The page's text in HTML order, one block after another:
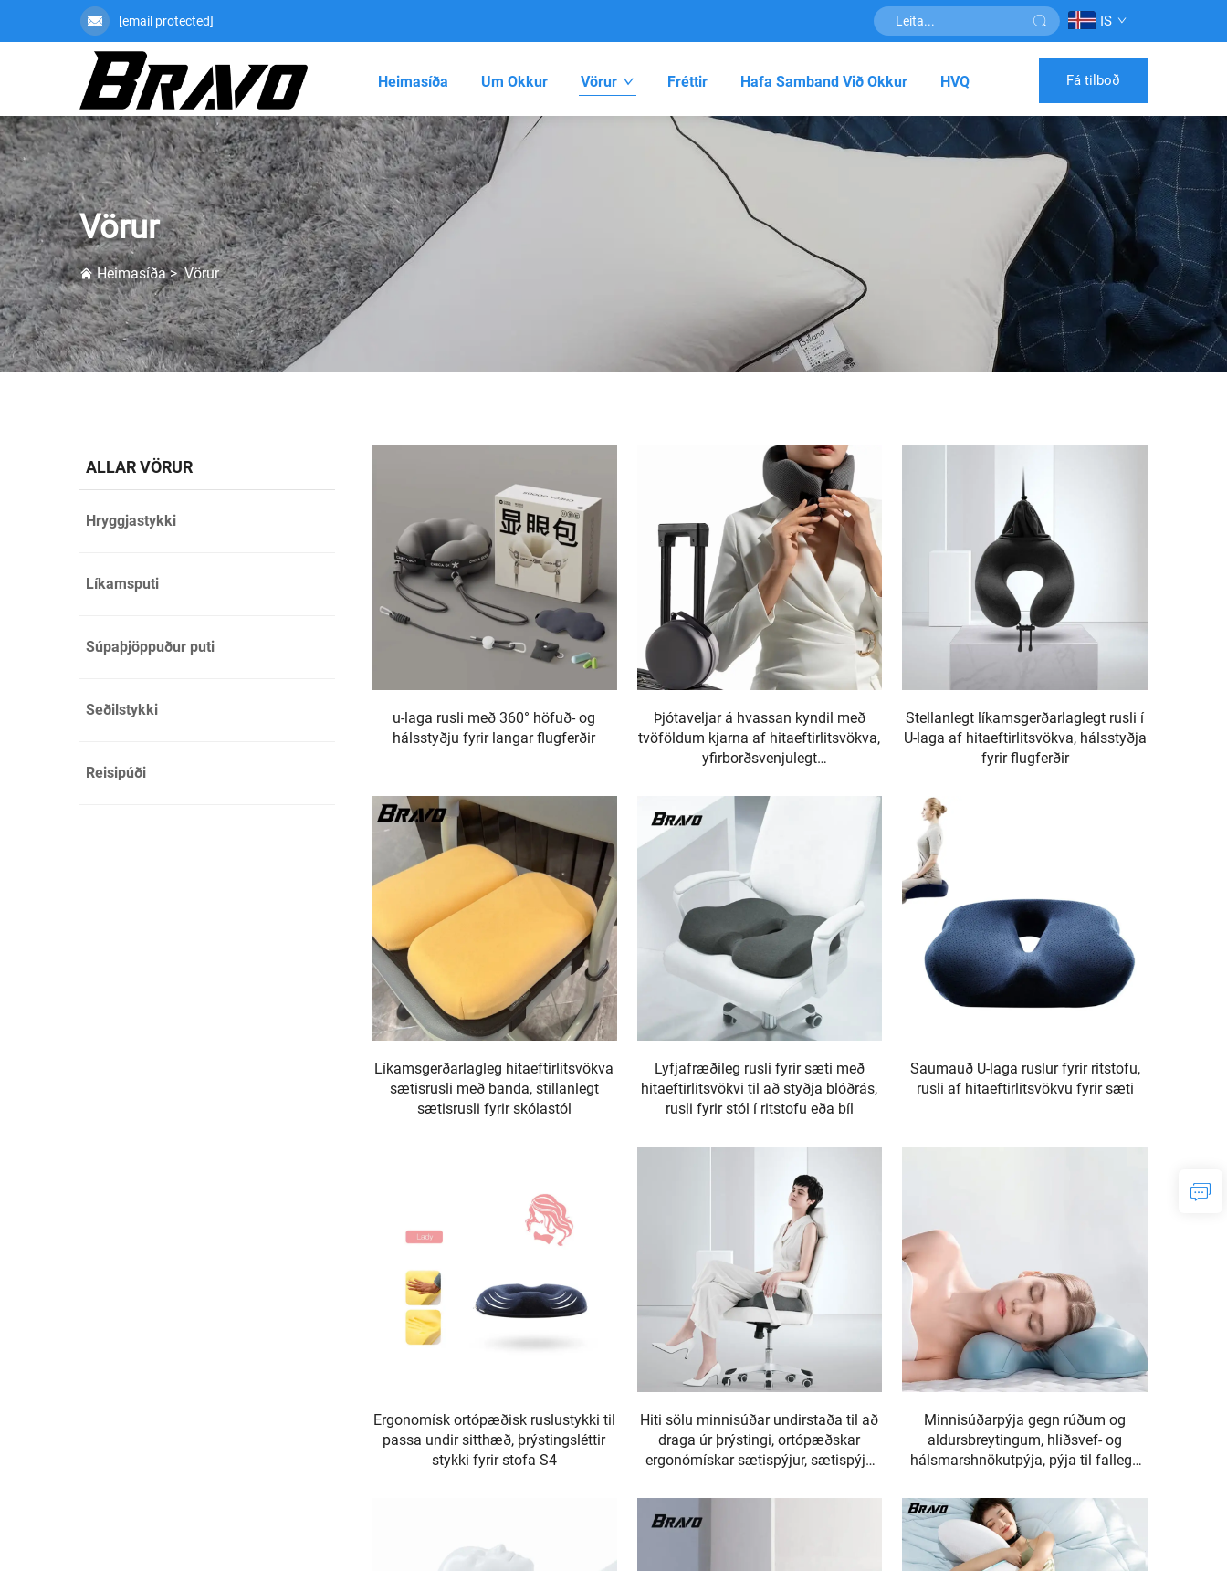
[email protected] IS
Heimasíða Um Okkur Vörur Fréttir Hafa Samband Við Okkur HVQ Fá tilboð
Vörur
Heimasíða>Vörur
ALLAR VÖRUR
Hryggjastykki
Líkamsputi
Súpaþjöppuður puti
Seðilstykki
Reisipúði
u-laga rusli með 360° höfuð- og
hálsstyðju fyrir langar flugferðir
Þjótaveljar á hvassan kyndil með
tvöföldum kjarna af hitaeftirlitsvökva,
yfirborðsvenjulegt
flugi, hálsstyðja
Stellanlegt líkamsgerðarlaglegt rusli í
U-laga af hitaeftirlitsvökva, hálsstyðja
fyrir flugferðir
Líkamsgerðarlagleg hitaeftirlitsvökva
sætisrusli með banda, stillanlegt
sætisrusli fyrir skólastól
Lyfjafræðileg rusli fyrir sæti með
hitaeftirlitsvökvi til að styðja blóðrás,
rusli fyrir stól í ritstofu eða bíl
Saumauð U-laga ruslur fyrir ritstofu,
rusli af hitaeftirlitsvökvu fyrir sæti
Ergonomísk ortópæðisk ruslustykki til
passa undir sitthæð, þrýstingsléttir
stykki fyrir stofa S4
Hiti sölu minnisúðar undirstaða til að
draga úr þrýstingi, ortópæðskar
ergonómískar sætispýjur, sætispýja
Minnisúðarpýja gegn rúðum og
aldursbreytingum, hliðsvef- og
hálsmarshnökutpýja, pýja til fallegs